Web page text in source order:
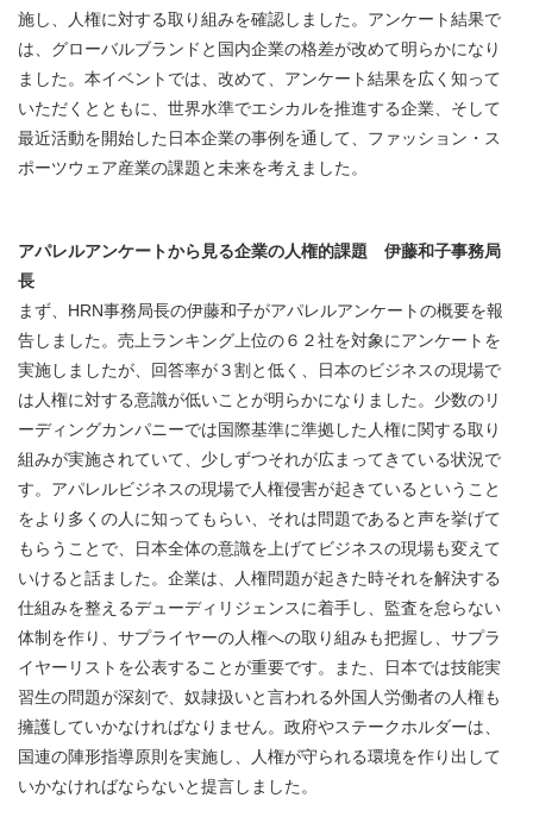
施し、人権に対する取り組みを確認しました。アンケート結果で
は、グローバルブランドと国内企業の格差が改めて明らかになり
ました。本イベントでは、改めて、アンケート結果を広く知って
いただくとともに、世界水準でエシカルを推進する企業、そして
最近活動を開始した日本企業の事例を通して、ファッション・ス
ポーツウェア産業の課題と未来を考えました。
アパレルアンケートから見る企業の人権的課題 伊藤和子事務局
長
まず、HRN事務局長の伊藤和子がアパレルアンケートの概要を報
告しました。売上ランキング上位の６２社を対象にアンケートを
実施しましたが、回答率が３割と低く、日本のビジネスの現場で
は人権に対する意識が低いことが明らかになりました。少数のリ
ーディングカンパニーでは国際基準に準拠した人権に関する取り
組みが実施されていて、少しずつそれが広まってきている状況で
す。アパレルビジネスの現場で人権侵害が起きているということ
をより多くの人に知ってもらい、それは問題であると声を挙げて
もらうことで、日本全体の意識を上げてビジネスの現場も変えて
いけると話ました。企業は、人権問題が起きた時それを解決する
仕組みを整えるデューディリジェンスに着手し、監査を怠らない
体制を作り、サプライヤーの人権への取り組みも把握し、サプラ
イヤーリストを公表することが重要です。また、日本では技能実
習生の問題が深刻で、奴隷扱いと言われる外国人労働者の人権も
擁護していかなければなりません。政府やステークホルダーは、
国連の陣形指導原則を実施し、人権が守られる環境を作り出して
いかなければならないと提言しました。